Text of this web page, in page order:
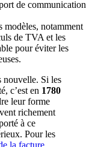
de communication
modèles, notamment
de TVA et les
pour éviter les
nouvelle. Si les
c’est en 1780
leur forme
richement
à ce
Pour les
la facture